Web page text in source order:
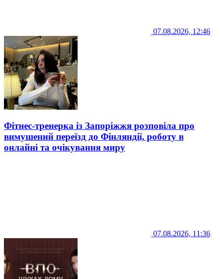
07.08.2026, 12:46
Фітнес-тренерка із Запоріжжя розповіла про
вимушений переїзд до Фінляндії, роботу в
онлайні та очікування миру
07.08.2026, 11:36